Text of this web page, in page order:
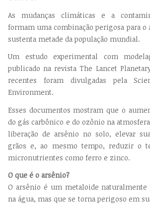
As mudanças climáticas e a
formam uma combinação perigosa para
sustenta metade da população mundial.
Um estudo experimental com
publicado na revista The Lancet
recentes foram divulgadas pela
Environment.
Esses documentos mostram que o
do gás carbônico e do ozônio na
liberação de arsênio no solo, elevar
grãos e, ao mesmo tempo, reduzir o
micronutrientes como ferro e zinco.
O que é o arsênio?
O arsênio é um metaloide naturalmente
na água, mas que se torna perigoso em